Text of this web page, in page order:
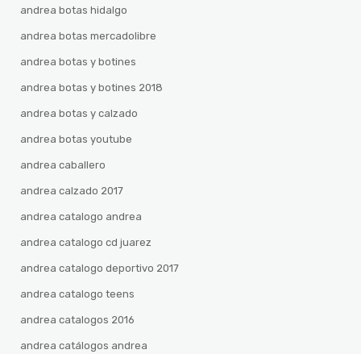
andrea botas hidalgo
andrea botas mercadolibre
andrea botas y botines
andrea botas y botines 2018
andrea botas y calzado
andrea botas youtube
andrea caballero
andrea calzado 2017
andrea catalogo andrea
andrea catalogo cd juarez
andrea catalogo deportivo 2017
andrea catalogo teens
andrea catalogos 2016
andrea catálogos andrea